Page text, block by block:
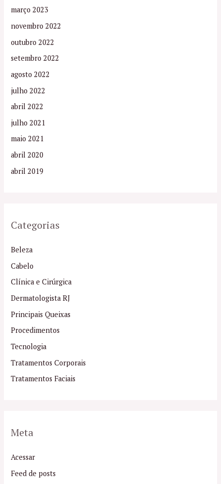
março 2023
novembro 2022
outubro 2022
setembro 2022
agosto 2022
julho 2022
abril 2022
julho 2021
maio 2021
abril 2020
abril 2019
Categorias
Beleza
Cabelo
Clínica e Cirúrgica
Dermatologista RJ
Principais Queixas
Procedimentos
Tecnologia
Tratamentos Corporais
Tratamentos Faciais
Meta
Acessar
Feed de posts